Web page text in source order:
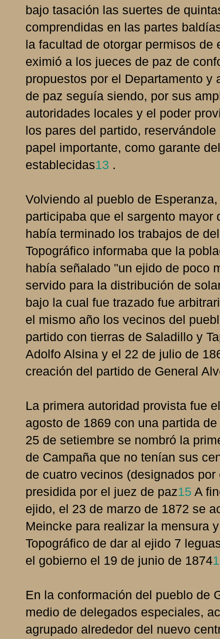
bajo tasación las suertes de
comprendidas en las partes
la facultad de otorgar permisos
eximió a los jueces de paz de
propuestos por el Departamento y
de paz seguía siendo, por sus
autoridades locales y el poder
los pares del partido,
papel importante, como garante
establecidas13 .
Volviendo al pueblo de
participaba que el sargento mayor
había terminado los trabajos de
Topográfico informaba que la
había señalado "un ejido de poco
servido para la distribución de
bajo la cual fue trazado fue
el mismo año los vecinos del
partido con tierras de Saladillo y
Adolfo Alsina y el 22 de julio de
creación del partido de General
La primera autoridad provista fue
agosto de 1869 con una partida
25 de setiembre se nombró la
de Campaña que no tenían sus
de cuatro vecinos (designados
presidida por el juez de paz15 A
ejido, el 23 de marzo de 1872 se
Meincke para realizar la mensura
Topográfico de dar al ejido 7
el gobierno el 19 de junio de 1874
En la conformación del pueblo de
medio de delegados especiales,
agrupado alrededor del nuevo